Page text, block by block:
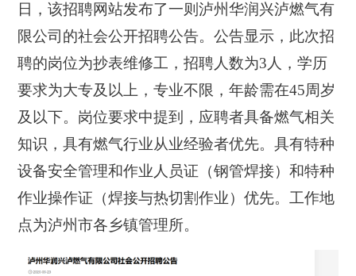
日，该招聘网站发布了一则泸州华润兴泸燃气有
限公司的社会公开招聘公告。公告显示，此次招
聘的岗位为抄表维修工，招聘人数为3人，学历
要求为大专及以上，专业不限，年龄需在45周岁
及以下。岗位要求中提到，应聘者具备燃气相关
知识，具有燃气行业从业经验者优先。具有特种
设备安全管理和作业人员证（钢管焊接）和特种
作业操作证（焊接与热切割作业）优先。工作地
点为泸州市各乡镇管理所。